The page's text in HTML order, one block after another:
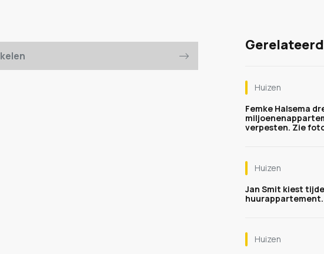
Huizen
Femke Halsema
verpesten. Zie
Huizen
Jan Smit kiest
Huizen